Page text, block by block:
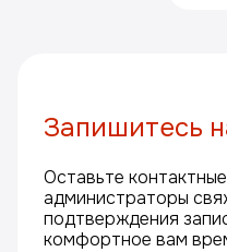
Запишитесь
Оставьте
администраторы
подтверждения
комфортное вам